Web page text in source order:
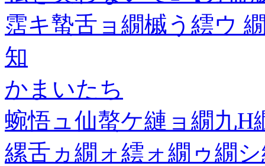
霑キ蟄舌ョ繝槭う繧ウ
知
かまいたち
蜿悟ュ仙螯ケ縺ョ繝九Η
縲舌ヵ繝ォ繧ォ繝ゥ繝